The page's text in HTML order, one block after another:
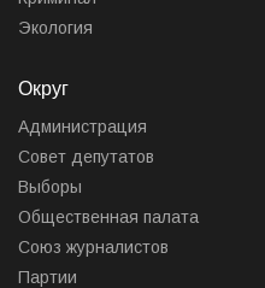
Экология
Округ
Администрация
Совет депутатов
Выборы
Общественная палата
Союз журналистов
Партии